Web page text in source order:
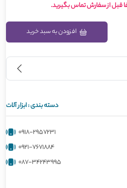
قبل از سفارش تماس بگیرید.
افزودن به سبد خرید
دسته بندی :ابزار آلات
0918-2957231
0921-7671884
087-34243995